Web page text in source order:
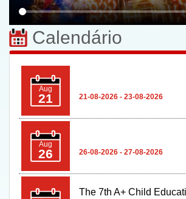
Calendário
Aug
21 21-08-2026 - 23-08-2026
Aug
26 26-08-2026 - 27-08-2026
The 7th A+ Child